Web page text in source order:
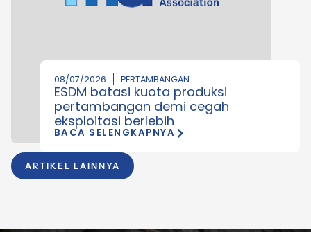
ARTIKEL LAINNYA
08/07/2026 PERTAMBANGAN
ESDM batasi kuota produksi
pertambangan demi cegah
eksploitasi berlebih
BACA SELENGKAPNYA